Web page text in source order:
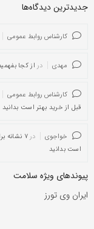
جدیدترین دیدگاه‌‌ها
کارشناس روابط عمومی
مهدی در از کجا
کارشناس روابط عمومی
قبل از خرید بهتر است بدانید
خواجوی در
۷
است بدانید
پیوندهای ویژه سلامت
ایران وی تورز